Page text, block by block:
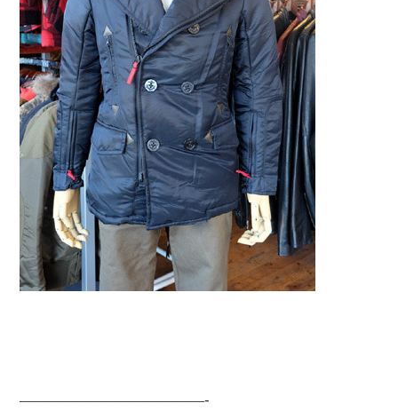
—————————————-